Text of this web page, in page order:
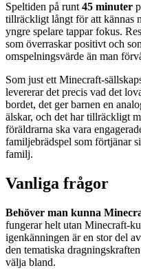
Speltiden på runt 45 minuter
tillräckligt långt för att kännas
yngre spelare tappar fokus.
som överraskar positivt och
omspelningsvärde än man
Som just ett Minecraft-
levererar det precis vad det
bordet, det ger barnen en
älskar, och det har tillräckligt
föräldrarna ska vara
familjebrädspel som förtjänar
familj.
Vanliga frågor
Behöver man kunna
fungerar helt utan Minecraft-
igenkänningen är en stor del
den tematiska
välja bland.